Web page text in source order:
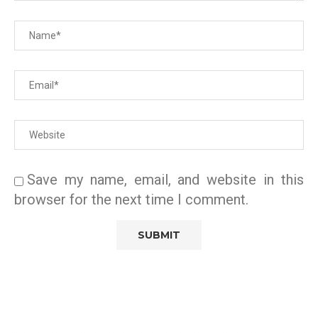
Save my name, email, and website in this
browser for the next time I comment.